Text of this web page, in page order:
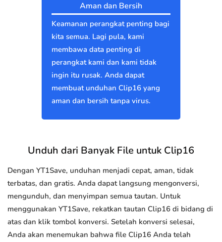
Aman dan Bersih
Keamanan perangkat penting bagi
kita semua. Lagi pula, kami
membawa data penting di
perangkat kami dan kami tidak
ingin itu rusak. Anda dapat
membuat unduhan Clip16 yang
aman dan bersih tanpa virus.
Unduh dari Banyak File untuk Clip16
Dengan YT1Save, unduhan menjadi cepat, aman, tidak
terbatas, dan gratis. Anda dapat langsung mengonversi,
mengunduh, dan menyimpan semua tautan. Untuk
menggunakan YT1Save, rekatkan tautan Clip16 di bidang di
atas dan klik tombol konversi. Setelah konversi selesai,
Anda akan menemukan bahwa file Clip16 Anda telah